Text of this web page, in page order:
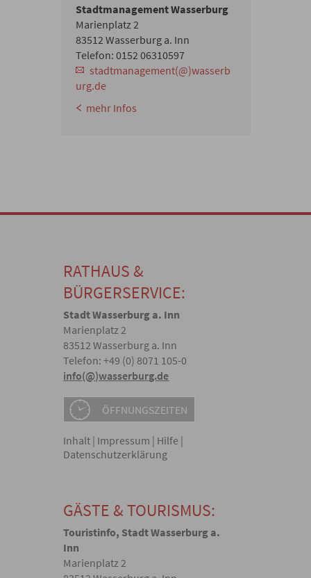
Stadtmanagement Wasserburg
Marienplatz 2
83512 Wasserburg a. Inn
Telefon: 0152 06310597
stadtmanagement(@)wasserb
urg.de
mehr Infos
RATHAUS &
BÜRGERSERVICE:
Stadt Wasserburg a. Inn
Marienplatz 2
83512 Wasserburg a. Inn
Telefon: +49 (0) 8071 105-0
info(@)wasserburg.de
ÖFFNUNGSZEITEN
Inhalt | Impressum | Hilfe |
Datenschutzerklärung
GÄSTE & TOURISMUS:
Touristinfo, Stadt Wasserburg a.
Inn
Marienplatz 2